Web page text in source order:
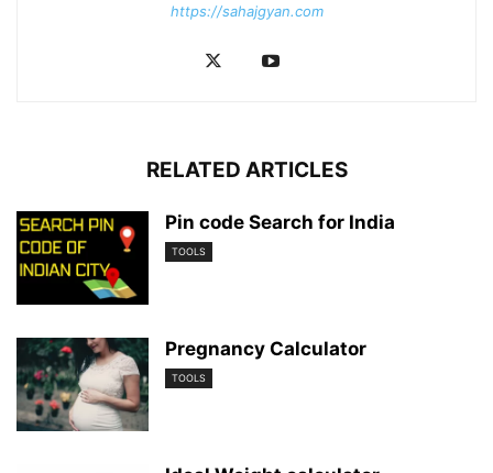
https://sahajgyan.com
RELATED ARTICLES
Pin code Search for India
TOOLS
Pregnancy Calculator
TOOLS